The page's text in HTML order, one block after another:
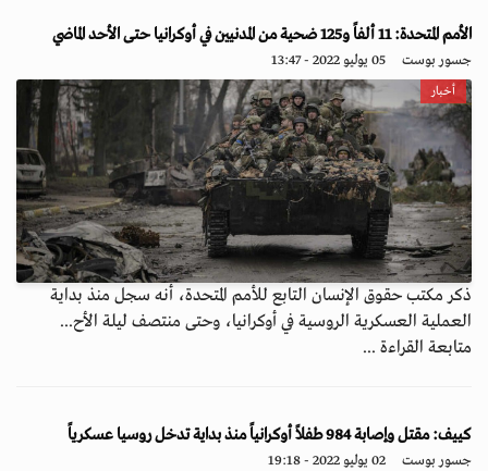
الأمم المتحدة: 11 ألفاً و125 ضحية من المدنيين في أوكرانيا حتى الأحد الماضي
جسور بوست 05 يوليو 2022 - 13:47
أخبار
ذكر مكتب حقوق الإنسان التابع للأمم المتحدة، أنه سجل منذ بداية
العملية العسكرية الروسية في أوكرانيا، وحتى منتصف ليلة الأح...
متابعة القراءة ...
كييف: مقتل وإصابة 984 طفلاً أوكرانياً منذ بداية تدخل روسيا عسكرياً
جسور بوست 02 يوليو 2022 - 19:18